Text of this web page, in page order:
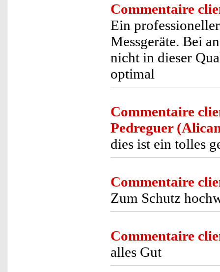
Commentaire
Ein
Messgeräte. Bei
nicht in dieser
optimal
Commentaire
Pedreguer
dies ist ein tolles
Commentaire
Zum Schutz
Commentaire
alles Gut